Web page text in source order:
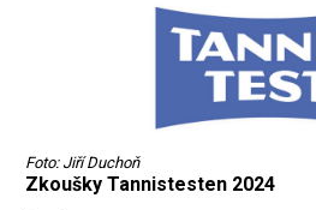
Foto: Jiří Duchoň
Zkoušky Tannistesten 2024